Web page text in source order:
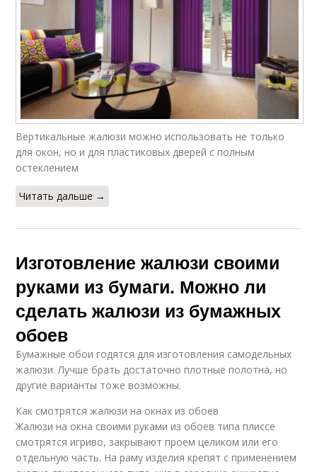
Вертикальные жалюзи можно использовать не только
для окон, но и для пластиковых дверей с полным
остеклением
Читать дальше →
Изготовление жалюзи своими
руками из бумаги. Можно ли
сделать жалюзи из бумажных
обоев
Бумажные обои годятся для изготовления самодельных
жалюзи. Лучше брать достаточно плотные полотна, но
другие варианты тоже возможны.
Как смотрятся жалюзи на окнах из обоев
Жалюзи на окна своими руками из обоев типа плиссе
смотрятся игриво, закрывают проем целиком или его
отдельную часть. На раму изделия крепят с применением